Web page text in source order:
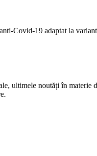
Covid-19 adaptat la
ultimele noutăți în materie